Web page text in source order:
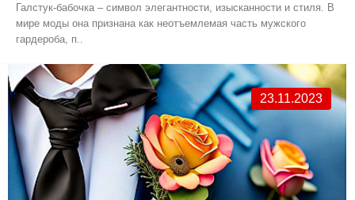
Галстук-бабочка – символ элегантности, изысканности и стиля. В
мире моды она признана как неотъемлемая часть мужского
гардероба, п..
23.11.2023